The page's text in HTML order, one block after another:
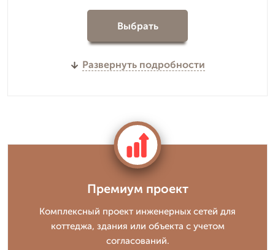
Выбрать
Развернуть подробности
Премиум проект
Комплексный проект инженерных сетей для
коттеджа, здания или объекта с учетом
согласований.